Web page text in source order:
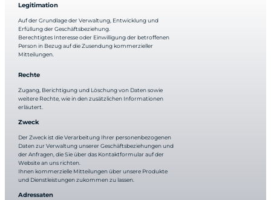
Legitimation
Auf der Grundlage der Verwaltung, Entwicklung und
Erfüllung der Geschäftsbeziehung.
Berechtigtes Interesse oder Einwilligung der betroffenen
Person in Bezug auf die Zusendung kommerzieller
Mitteilungen.
Rechte
Zugang, Berichtigung und Löschung von Daten sowie
weitere Rechte, wie in den zusätzlichen Informationen
erläutert.
Zweck
Der Zweck ist die Verarbeitung Ihrer personenbezogenen
Daten zur Verwaltung unserer Geschäftsbeziehungen und
der Anfragen, die Sie über das Kontaktformular auf der
Website an uns richten.
Ihnen kommerzielle Mitteilungen über unsere Produkte
und Dienstleistungen zukommen zu lassen.
Adressaten